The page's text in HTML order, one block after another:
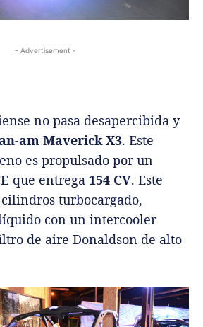
- Advertisement -
no pasa desapercibida y
am Maverick X3. Este
es propulsado por un
que entrega 154 CV. Este
turbocargado,
con un intercooler
de aire Donaldson de alto